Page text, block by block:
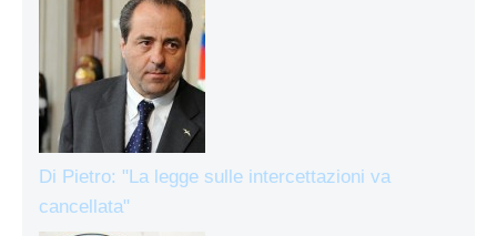
Di Pietro: "La legge sulle intercettazioni va
cancellata"